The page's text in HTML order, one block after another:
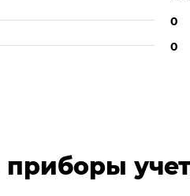
0
0